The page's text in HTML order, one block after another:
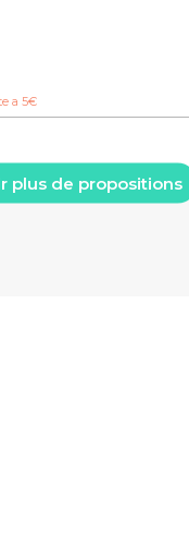
a 5€
plus de propositions